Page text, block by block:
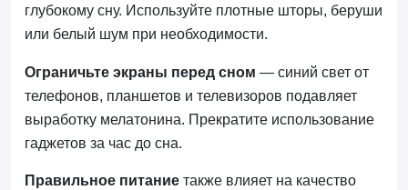
глубокому сну. Используйте плотные шторы, беруши
или белый шум при необходимости.
Ограничьте экраны перед сном — синий свет от
телефонов, планшетов и телевизоров подавляет
выработку мелатонина. Прекратите использование
гаджетов за час до сна.
Правильное питаниетакже влияет на качество